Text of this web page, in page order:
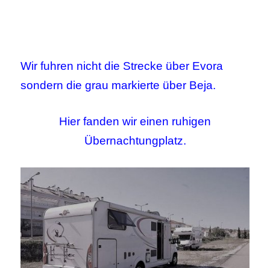
Wir fuhren nicht die Strecke über Evora
sondern die grau markierte über Beja.
Hier fanden wir einen ruhigen
Übernachtungplatz.